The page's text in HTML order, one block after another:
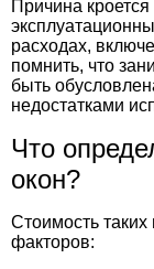
Причина кроется
расходах,
помнить, что
быть
недостатками
Что
окон?
Стоимость
факторов: